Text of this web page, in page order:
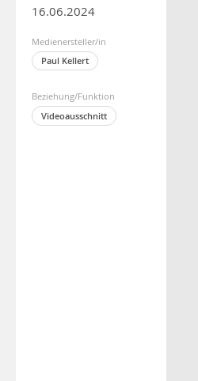
16.06.2024
Medienersteller/in
Paul Kellert
Beziehung/Funktion
Videoausschnitt